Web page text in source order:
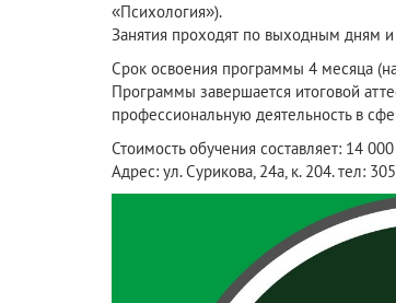
«Психология»).
Занятия проходят по выходным дням и
Срок освоения программы 4 месяца
Программы завершается итоговой
профессиональную деятельность в
Стоимость обучения составляет: 14
Адрес: ул. Сурикова, 24а, к. 204. тел: